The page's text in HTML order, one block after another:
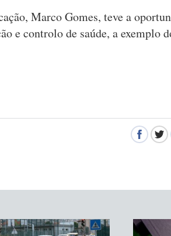
Marco Gomes, teve a
e controlo de saúde, a exemplo